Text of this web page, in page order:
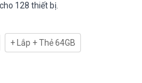
128 thiết bị.
+ Lắp + Thẻ 64GB